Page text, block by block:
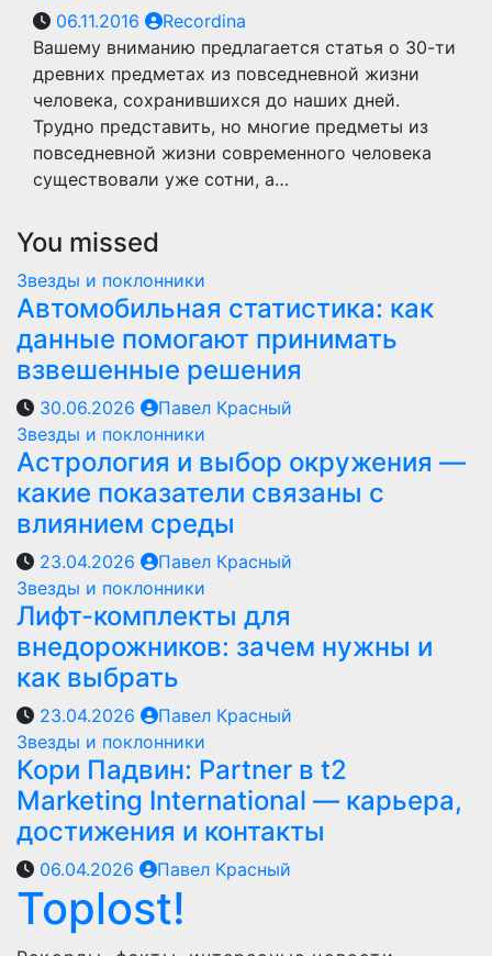
06.11.2016
Recordina
Вашему вниманию предлагается статья о 30-ти
древних предметах из повседневной жизни
человека, сохранившихся до наших дней.
Трудно представить, но многие предметы из
повседневной жизни современного человека
существовали уже сотни, а…
You missed
Звезды и поклонники
Автомобильная статистика: как
данные помогают принимать
взвешенные решения
30.06.2026
Павел Красный
Звезды и поклонники
Астрология и выбор окружения —
какие показатели связаны с
влиянием среды
23.04.2026
Павел Красный
Звезды и поклонники
Лифт-комплекты для
внедорожников: зачем нужны и
как выбрать
23.04.2026
Павел Красный
Звезды и поклонники
Кори Падвин: Partner в t2
Marketing International — карьера,
достижения и контакты
06.04.2026 Павел Красный
Toplost!